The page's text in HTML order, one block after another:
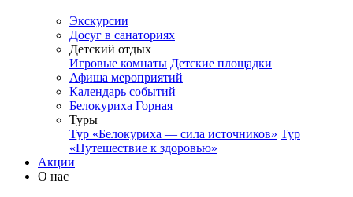
Экскурсии
Досуг в санаториях
Детский отдых
Игровые комнаты Детские площадки
Афиша мероприятий
Календарь событий
Белокуриха Горная
Туры
Тур «Белокуриха — сила источников» Тур
«Путешествие к здоровью»
Акции
О нас